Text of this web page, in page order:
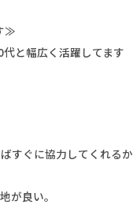
≫
と幅広く活躍してます
すぐに協力してくれるか
が良い。